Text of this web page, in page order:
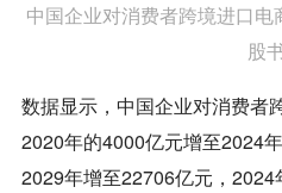
中国企业对消费者跨境进口
股
数据显示，中国企业对消费者
2020年的4000亿元增至2024
2029年增至22706亿元，